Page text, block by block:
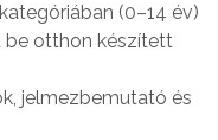
(0–14 év)
be otthon készített
jelmezbemutató és